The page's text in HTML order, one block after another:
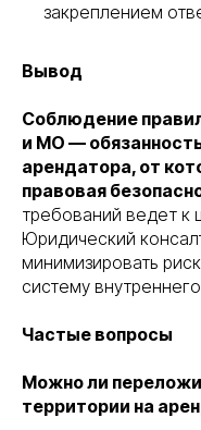
закреплением
Вывод
Соблюдение
и МО —
арендатора, от
правовая
требований ведет
Юридический
минимизировать
систему
Частые вопросы
Можно ли
территории на